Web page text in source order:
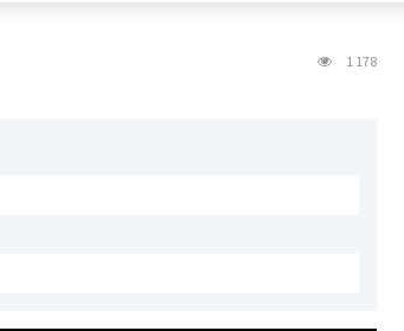
1 178